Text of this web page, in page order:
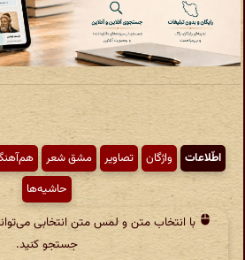
اطّلاعات واژگان تصاویر مشق شعر
حاشیه‌ها
با انتخاب متن و لمس متن انتخابی
جستجو کنید.